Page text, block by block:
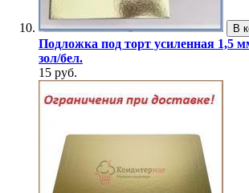
В
Подложка под торт усиленная 1,5
зол/бел.
15 руб.